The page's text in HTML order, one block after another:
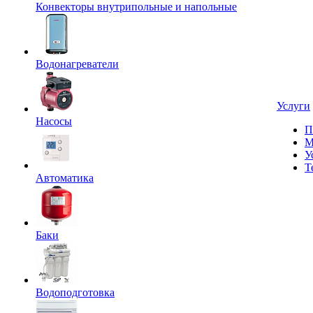
Конвекторы внутрипольные и напольные
Водонагреватели
Насосы
Автоматика
Баки
Водоподготовка
Услуги